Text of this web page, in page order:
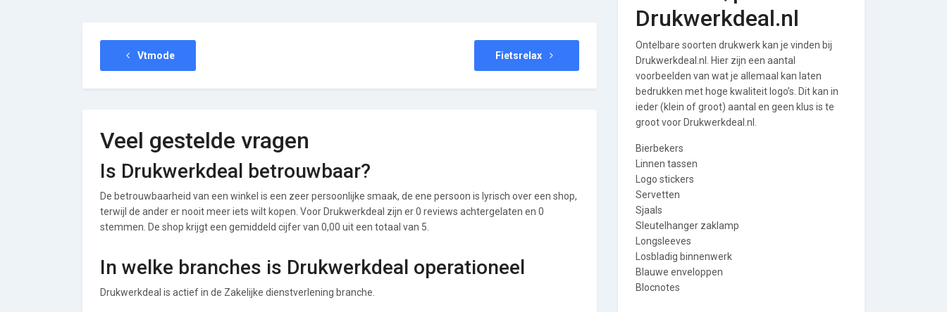
Vtmode Fietsrelax
Veel gestelde vragen
Is Drukwerkdeal betrouwbaar?
De betrouwbaarheid van een winkel is een zeer persoonlijke smaak, de ene persoon is lyrisch over een shop,
terwijl de ander er nooit meer iets wilt kopen. Voor Drukwerkdeal zijn er 0 reviews achtergelaten en 0
stemmen. De shop krijgt een gemiddeld cijfer van 0,00 uit een totaal van 5.
In welke branches is Drukwerkdeal operationeel
Drukwerkdeal is actief in de Zakelijke dienstverlening branche.
Drukwerkdeal.nl
Ontelbare soorten drukwerk kan je vinden bij
Drukwerkdeal.nl. Hier zijn een aantal
voorbeelden van wat je allemaal kan laten
bedrukken met hoge kwaliteit logo’s. Dit kan in
ieder (klein of groot) aantal en geen klus is te
groot voor Drukwerkdeal.nl.
Bierbekers
Linnen tassen
Logo stickers
Servetten
Sjaals
Sleutelhanger zaklamp
Longsleeves
Losbladig binnenwerk
Blauwe enveloppen
Blocnotes